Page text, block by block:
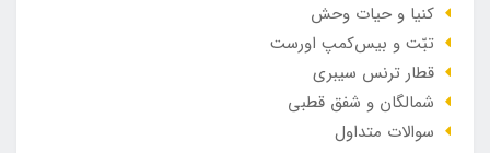
کنیا و حیات وحش
تبّت و بیس‌کمپ اورست
قطار ترنس سیبری
شمالگان و شفق قطبی
سوالات متداول